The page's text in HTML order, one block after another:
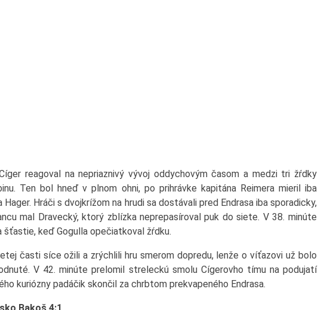
reagoval na nepriaznivý vývoj oddychovým časom a medzi tri žŕdky
Ten bol hneď v plnom ohni, po prihrávke kapitána Reimera mieril iba
Hráči s dvojkrížom na hrudi sa dostávali pred Endrasa iba sporadicky,
mal Dravecký, ktorý zblízka neprepasíroval puk do siete. V 38. minúte
šťastie, keď Gogulla opečiatkoval žŕdku.
časti síce ožili a zrýchlili hru smerom dopredu, lenže o víťazovi už bolo
V 42. minúte prelomil streleckú smolu Cígerovho tímu na podujatí
kuriózny padáčik skončil za chrbtom prekvapeného Endrasa.